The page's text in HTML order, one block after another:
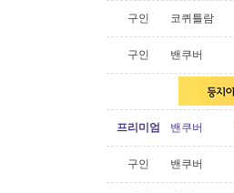
구인 코퀴틀람
구인 밴쿠버
프리미엄 밴쿠버
구인 밴쿠버